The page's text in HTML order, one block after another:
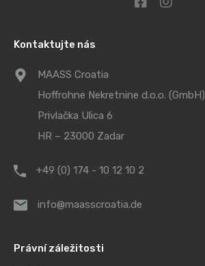
Kontaktujte nás
MAASS Croatia
Hoffrohne Nekretnine d.o.o. (GmbH)
Privlačka Ulica 6
HR – 23000 Zadar
+49 (0) 174 - 10 12 10 2
info@maasscroatia.de
Právní záležitosti